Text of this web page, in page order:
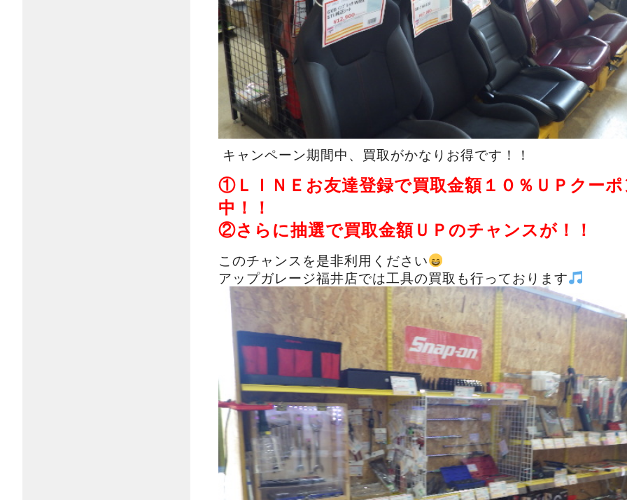
キャンペーン期間中、買取がかなりお得です！！
①ＬＩＮＥお友達登録で買取金額１０％ＵＰクー
中！！
②さらに抽選で買取金額ＵＰのチャンスが！！
このチャンスを是非利用ください
アップガレージ福井店では工具の買取も行っております